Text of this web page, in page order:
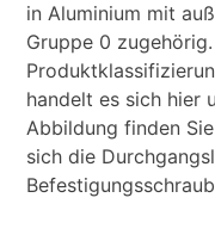
in Aluminium mit
Gruppe 0
handelt es sich hier
Abbildung finden
sich die